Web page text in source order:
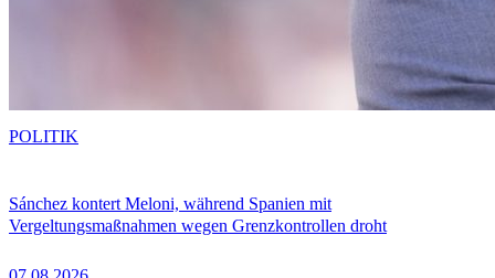
Sánchez kontert Meloni, während Spanien mit
Vergeltungsmaßnahmen wegen Grenzkontrollen droht
POLITIK